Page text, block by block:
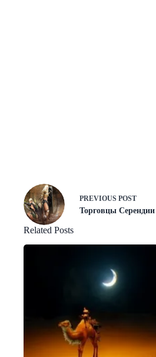
PREVIOUS POST
Торговцы Серендии
Related Posts